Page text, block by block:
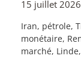
15 juillet 2026
Iran, pétrole,
monétaire,
marché,